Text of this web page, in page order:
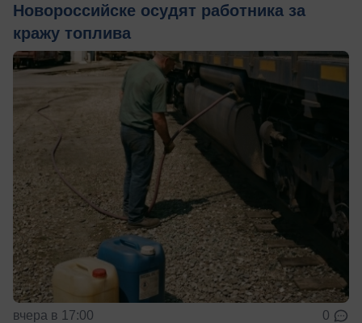
Новороссийске осудят работника за
кражу топлива
вчера в 17:00 0